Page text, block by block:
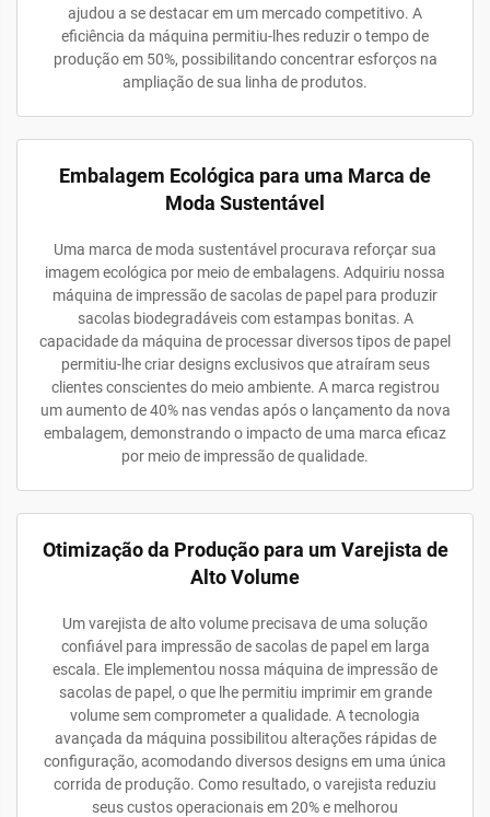
ajudou a se destacar em um mercado competitivo. A
eficiência da máquina permitiu-lhes reduzir o tempo de
produção em 50%, possibilitando concentrar esforços na
ampliação de sua linha de produtos.
Embalagem Ecológica para uma Marca de
Moda Sustentável
Uma marca de moda sustentável procurava reforçar sua
imagem ecológica por meio de embalagens. Adquiriu nossa
máquina de impressão de sacolas de papel para produzir
sacolas biodegradáveis com estampas bonitas. A
capacidade da máquina de processar diversos tipos de papel
permitiu-lhe criar designs exclusivos que atraíram seus
clientes conscientes do meio ambiente. A marca registrou
um aumento de 40% nas vendas após o lançamento da nova
embalagem, demonstrando o impacto de uma marca eficaz
por meio de impressão de qualidade.
Otimização da Produção para um Varejista de
Alto Volume
Um varejista de alto volume precisava de uma solução
confiável para impressão de sacolas de papel em larga
escala. Ele implementou nossa máquina de impressão de
sacolas de papel, o que lhe permitiu imprimir em grande
volume sem comprometer a qualidade. A tecnologia
avançada da máquina possibilitou alterações rápidas de
configuração, acomodando diversos designs em uma única
corrida de produção. Como resultado, o varejista reduziu
seus custos operacionais em 20% e melhorou